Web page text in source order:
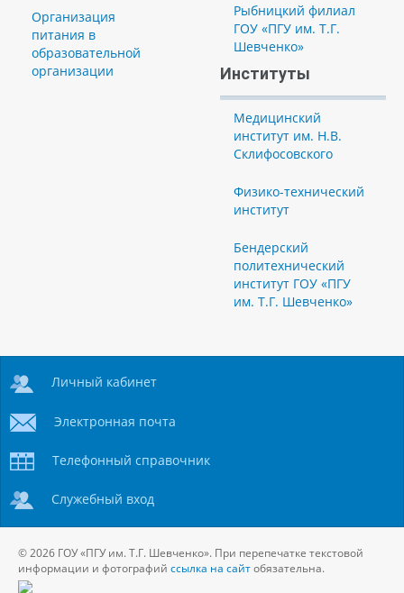
Организация
питания в
образовательной
организации
Рыбницкий филиал
ГОУ «ПГУ им. Т.Г.
Шевченко»
Институты
Медицинский
институт им. Н.В.
Склифосовского
Физико-технический
институт
Бендерский
политехнический
институт ГОУ «ПГУ
им. Т.Г. Шевченко»
Личный кабинет
Электронная почта
Телефонный справочник
Служебный вход
© 2026 ГОУ «ПГУ им. Т.Г. Шевченко». При перепечатке текстовой
информации и фотографий ссылка на сайтобязательна.